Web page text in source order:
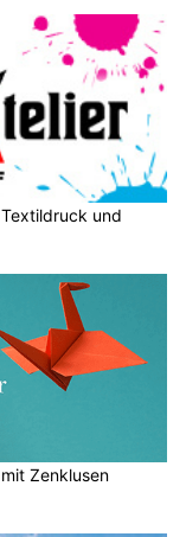
und
Zenklusen